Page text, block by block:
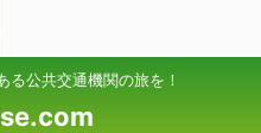
る公共交通機関の旅を！